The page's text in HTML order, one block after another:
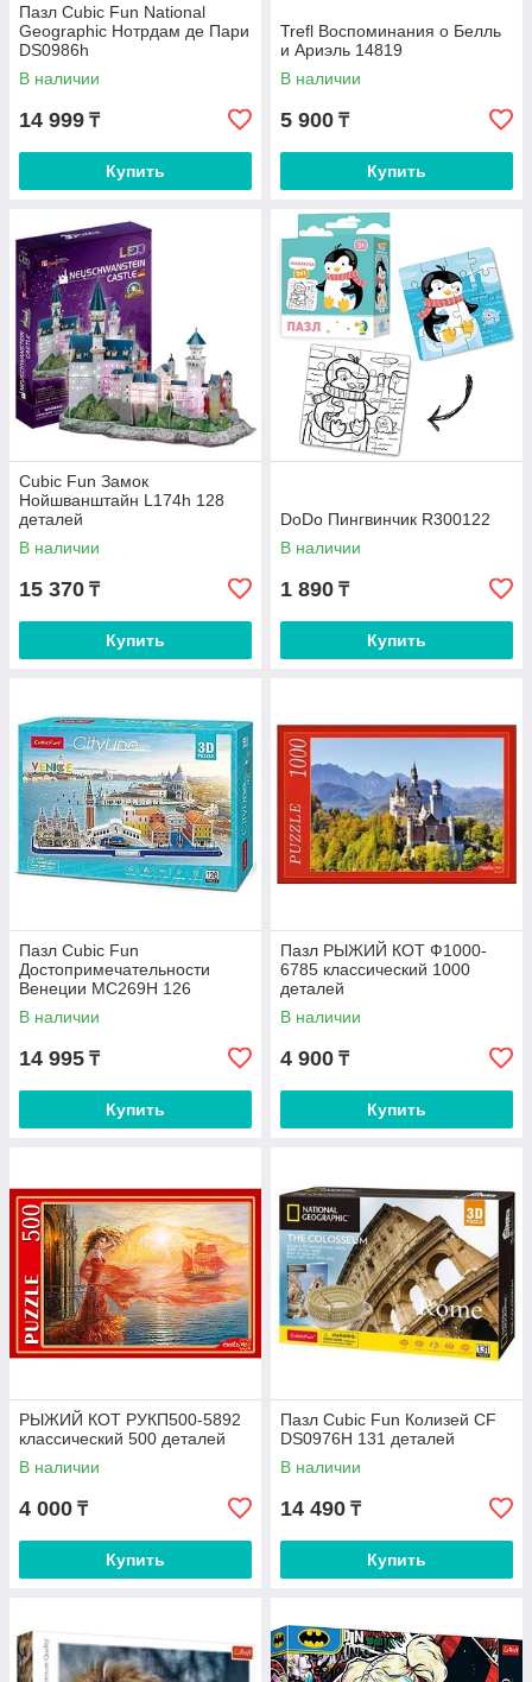
Пазл Cubic Fun National
Geographic Нотрдам де Пари
DS0986h
В наличии
14 999 ₸
Купить
Trefl Воспоминания о Белль
и Ариэль 14819
В наличии
5 900 ₸
Купить
Cubic Fun Замок
Нойшванштайн L174h 128
деталей
В наличии
15 370 ₸
Купить
DoDo Пингвинчик R300122
В наличии
1 890 ₸
Купить
Пазл Cubic Fun
Достопримечательности
Венеции МС269Н 126
деталей
В наличии
14 995 ₸
Купить
Пазл РЫЖИЙ КОТ Ф1000-
6785 классический 1000
деталей
В наличии
4 900 ₸
Купить
РЫЖИЙ КОТ РУКП500-5892
классический 500 деталей
В наличии
4 000 ₸
Купить
Пазл Cubic Fun Колизей CF
DS0976H 131 деталей
В наличии
14 490 ₸
Купить